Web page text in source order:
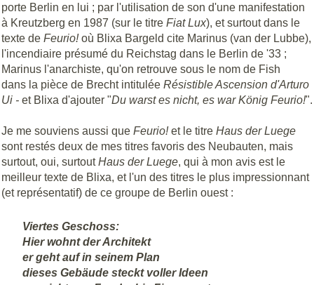
porte Berlin en lui ; par l'utilisation de son d'une manifestation
à Kreutzberg en 1987 (sur le titre Fiat Lux), et surtout dans le
texte de Feurio!où Blixa Bargeld cite Marinus (van der Lubbe),
l'incendiaire présumé du Reichstag dans le Berlin de '33 ;
Marinus l'anarchiste, qu'on retrouve sous le nom de Fish
dans la pièce de Brecht intitulée Résistible Ascension d'Arturo
Ui - et Blixa d'ajouter "Du warst es nicht, es war König Feurio!".
Je me souviens aussi que Feurio!et le titre Haus der Luege
sont restés deux de mes titres favoris des Neubauten, mais
surtout, oui, surtoutHaus der Luege, qui à mon avis est le
meilleur texte de Blixa, et l'un des titres le plus impressionnant
(et représentatif) de ce groupe de Berlin ouest :
Viertes Geschoss:
Hier wohnt der Architekt
er geht auf in seinem Plan
dieses Gebäude steckt voller Ideen